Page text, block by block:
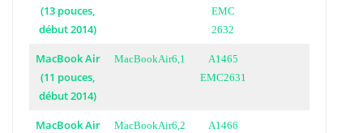
(13 pouces,
début 2014)
EMC
2632
MacBook Air
(11 pouces,
début 2014)
MacBookAir6,1
A1465
EMC2631
MacBook Air
MacBookAir6,2
A1466